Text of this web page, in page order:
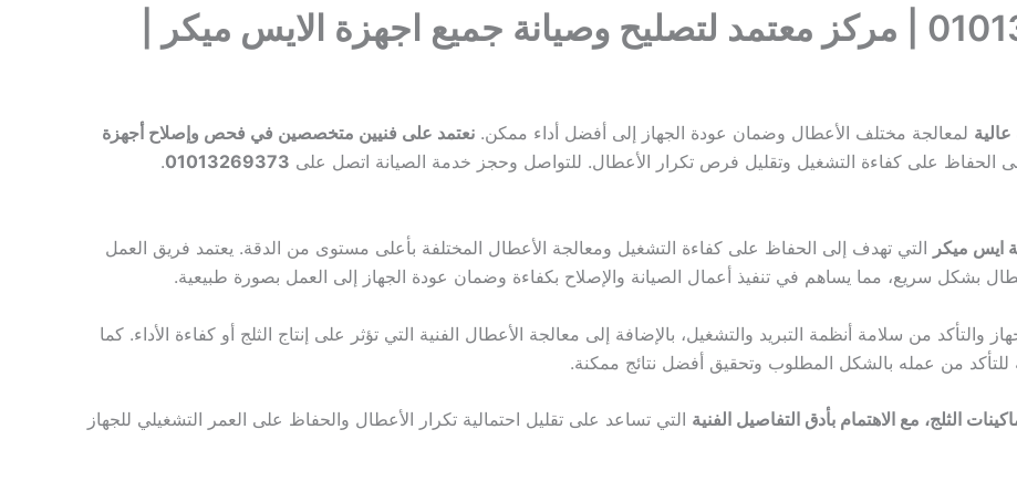
صيانة ايس ميكر 01013269373 | مركز معتمد لتصليح وصيانة جميع اجهزة الايس ميكر |
عالية لمعالجة مختلف الأعطال وضمان عودة الجهاز إلى أفضل أداء ممكن. نعتمد على فنيين متخصصين في فحص وإصلاح أجهزة
الحفاظ على كفاءة التشغيل وتقليل فرص تكرار الأعطال. للتواصل وحجز خدمة الصيانة اتصل على 01013269373
.
ايس ميكر التي تهدف إلى الحفاظ على كفاءة التشغيل ومعالجة الأعطال المختلفة بأعلى مستوى من الدقة. يعتمد فريق العمل
بشكل سريع، مما يساهم في تنفيذ أعمال الصيانة والإصلاح بكفاءة وضمان عودة الجهاز إلى العمل بصورة طبيعية.
من سلامة أنظمة التبريد والتشغيل، بالإضافة إلى معالجة الأعطال الفنية التي تؤثر على إنتاج الثلج أو كفاءة الأداء. كما
للتأكد من عمله بالشكل المطلوب وتحقيق أفضل نتائج ممكنة.
الثلج، مع الاهتمام بأدق التفاصيل الفنية التي تساعد على تقليل احتمالية تكرار الأعطال والحفاظ على العمر التشغيلي للجهاز